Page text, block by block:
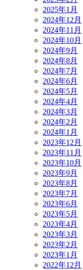
2025年1月
2024年12月
2024年11月
2024年10月
2024年9月
2024年8月
2024年7月
2024年6月
2024年5月
2024年4月
2024年3月
2024年2月
2024年1月
2023年12月
2023年11月
2023年10月
2023年9月
2023年8月
2023年7月
2023年6月
2023年5月
2023年4月
2023年3月
2023年2月
2023年1月
2022年12月